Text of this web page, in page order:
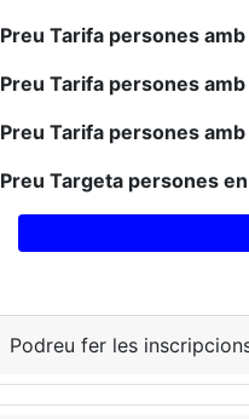
Preu Tarifa persones
Preu Tarifa persones
Preu Tarifa persones
Preu Targeta persones
Podreu fer les